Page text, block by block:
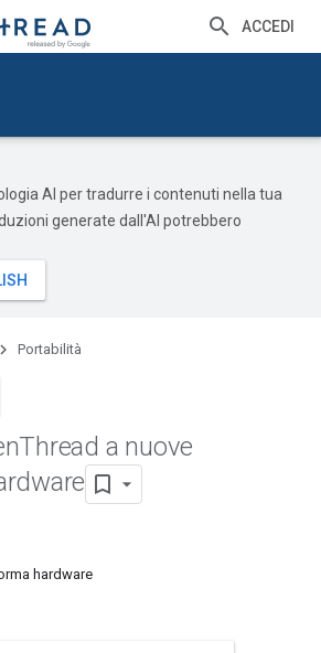
ACCEDI
AI per tradurre i contenuti nella tua
generate dall'AI potrebbero
Portabilità
Thread a nuove
hardware